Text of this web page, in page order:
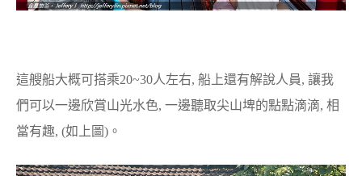
這艘船大概可搭乘20~30人左右, 船上還有解說人員, 讓我
們可以一邊欣賞山光水色, 一邊聽取尖山埤的點點滴滴, 相
當有趣, (如上圖)。